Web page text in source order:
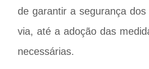
de garantir a segurança
via, até a adoção das
necessárias.